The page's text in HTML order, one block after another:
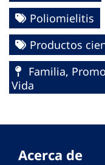
Poliomielitis
Productos
Familia,
Vida
Acerca de